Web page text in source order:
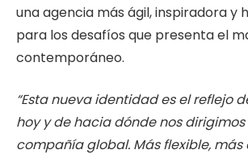
una agencia más ágil, inspiradora y
para los desafíos que presenta el
contemporáneo.
“Esta nueva identidad es el reflejo
hoy y de hacia dónde nos
compañía global. Más flexible,